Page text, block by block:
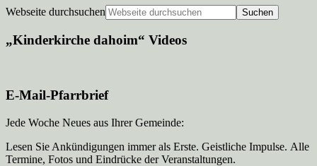
Webseite durchsuchen
„Kinderkirche dahoim“ Videos
E-Mail-Pfarrbrief
Jede Woche Neues aus Ihrer Gemeinde:
Lesen Sie Ankündigungen immer als Erste. Geistliche Impulse. Alle
Termine, Fotos und Eindrücke der Veranstaltungen.